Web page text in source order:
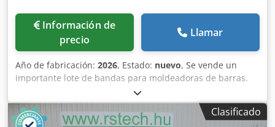
Información de
precio
Llamar
Año de fabricación: 2026, Estado: nuevo, Se vende un
importante lote de bandas para moldeadoras de barras.
Marcas disponibles: - MAJOR - BONGARD - MERAND
TENOR/TREGOR - BERTRAND EURO2000 - BERTRAND
EUROMAP - JAC Cjdpozqt Tcofx Anusrf - PANIRECORD F73 -
Clasificado